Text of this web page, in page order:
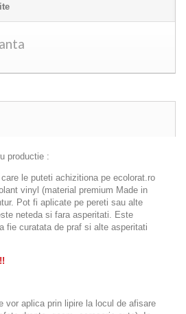
productie :
le puteti achizitiona pe ecolorat.ro
vinyl (material premium Made in
Pot fi aplicate pe pereti sau alte
neteda si fara asperitati. Este
fie curatata de praf si alte asperitati
vor aplica prin lipire la locul de afisare